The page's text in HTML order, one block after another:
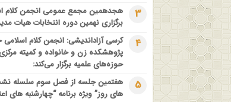
اولین همایش ملی” #زن و #خانواده ؛
#عقلانی
فراخوان مقاله ویژه سیزدهمین همایش بین
با موضوع: “وحی و نبوت”
3
هجدهمین مجمع عمومی انجمن کلام
برگزاری نهمین دوره انتخابات هیات
4
کرسی آزاداندیشی: انجمن کلام
پژوهشکده زن و خانواده و کمیته
حوزه‌های علمیه برگزار می‌کند:
5
هفتمین جلسه از فصل سوم سلسله
های روز” ویژه برنامه “چهارشنبه های